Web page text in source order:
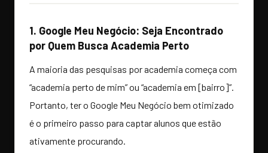
1. Google Meu Negócio: Seja Encontrado
por Quem Busca Academia Perto
A maioria das pesquisas por academia começa com
“academia perto de mim” ou “academia em [bairro]”.
Portanto, ter o Google Meu Negócio bem otimizado
é o primeiro passo para captar alunos que estão
ativamente procurando.